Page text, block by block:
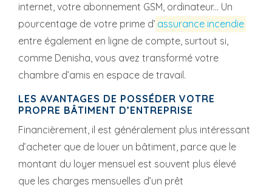
internet, votre abonnement GSM, ordinateur... Un
pourcentage de votre prime d’ assurance incendie
entre également en ligne de compte, surtout si,
comme Denisha, vous avez transformé votre
chambre d’amis en espace de travail.
LES AVANTAGES DE POSSÉDER VOTRE
PROPRE BÂTIMENT D’ENTREPRISE
Financièrement, il est généralement plus intéressant
d’acheter que de louer un bâtiment, parce que le
montant du loyer mensuel est souvent plus élevé
que les charges mensuelles d’un prêt